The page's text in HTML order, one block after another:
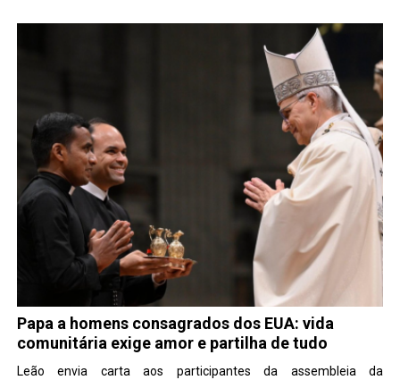
Papa a homens consagrados dos EUA: vida
comunitária exige amor e partilha de tudo
Leão envia carta aos participantes da assembleia da